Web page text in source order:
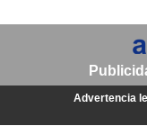
Advertencia